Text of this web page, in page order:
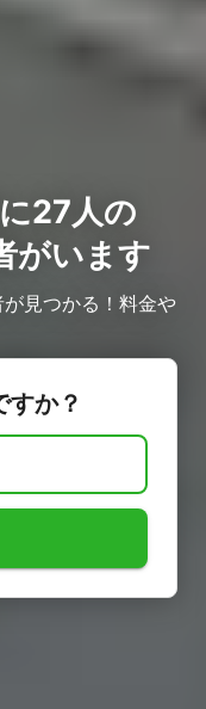
27人の
がいます
見つかる！料金や
すか？